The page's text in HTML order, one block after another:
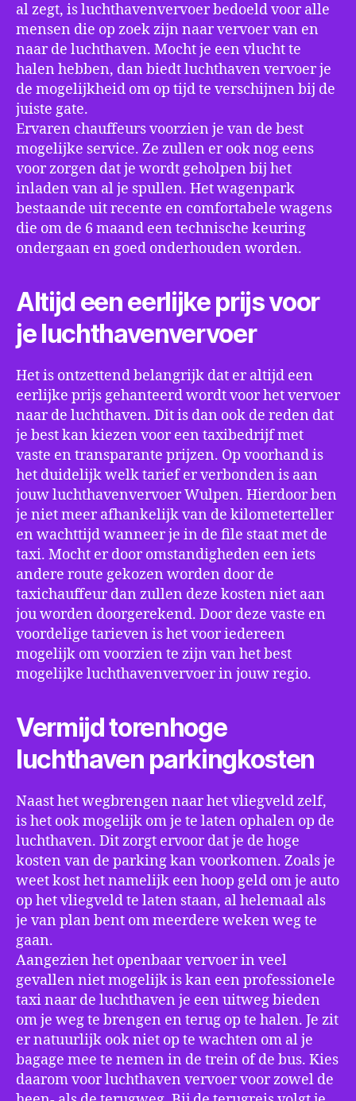
al zegt, is luchthavenvervoer bedoeld voor alle
mensen die op zoek zijn naar vervoer van en
naar de luchthaven. Mocht je een vlucht te
halen hebben, dan biedt luchthaven vervoer je
de mogelijkheid om op tijd te verschijnen bij de
juiste gate.
Ervaren chauffeurs voorzien je van de best
mogelijke service. Ze zullen er ook nog eens
voor zorgen dat je wordt geholpen bij het
inladen van al je spullen. Het wagenpark
bestaande uit recente en comfortabele wagens
die om de 6 maand een technische keuring
ondergaan en goed onderhouden worden.
Altijd een eerlijke prijs voor
je luchthavenvervoer
Het is ontzettend belangrijk dat er altijd een
eerlijke prijs gehanteerd wordt voor het vervoer
naar de luchthaven. Dit is dan ook de reden dat
je best kan kiezen voor een taxibedrijf met
vaste en transparante prijzen. Op voorhand is
het duidelijk welk tarief er verbonden is aan
jouw luchthavenvervoer Wulpen. Hierdoor ben
je niet meer afhankelijk van de kilometerteller
en wachttijd wanneer je in de file staat met de
taxi. Mocht er door omstandigheden een iets
andere route gekozen worden door de
taxichauffeur dan zullen deze kosten niet aan
jou worden doorgerekend. Door deze vaste en
voordelige tarieven is het voor iedereen
mogelijk om voorzien te zijn van het best
mogelijke luchthavenvervoer in jouw regio.
Vermijd torenhoge
luchthaven parkingkosten
Naast het wegbrengen naar het vliegveld zelf,
is het ook mogelijk om je te laten ophalen op de
luchthaven. Dit zorgt ervoor dat je de hoge
kosten van de parking kan voorkomen. Zoals je
weet kost het namelijk een hoop geld om je auto
op het vliegveld te laten staan, al helemaal als
je van plan bent om meerdere weken weg te
gaan.
Aangezien het openbaar vervoer in veel
gevallen niet mogelijk is kan een professionele
taxi naar de luchthaven je een uitweg bieden
om je weg te brengen en terug op te halen. Je zit
er natuurlijk ook niet op te wachten om al je
bagage mee te nemen in de trein of de bus. Kies
daarom voor luchthaven vervoer voor zowel de